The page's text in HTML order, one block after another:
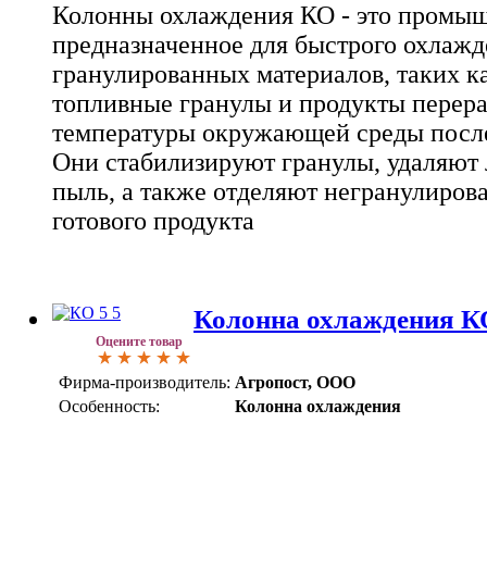
Колонны охлаждения КО - это
предназначенное для быстрого
гранулированных материалов, таких
топливные гранулы и продукты
температуры окружающей среды
Они стабилизируют гранулы,
пыль, а также отделяют
готового продукта
Оцените товар
Колонна охлаждения
Фирма-производитель: Агропост, ООО
Особенность:
Колонна охлаждения